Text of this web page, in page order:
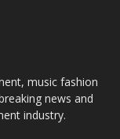
music fashion
news and
industry.